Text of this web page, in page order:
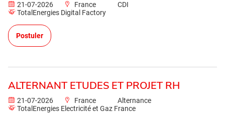
21-07-2026 France
CDI
TotalEnergies Digital Factory
Postuler
ALTERNANT ETUDES ET PROJET RH
21-07-2026 France
Alternance
TotalEnergies Electricité et Gaz France